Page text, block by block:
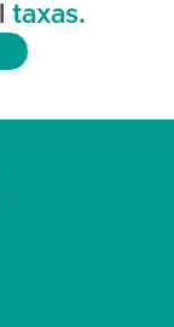
taxas.